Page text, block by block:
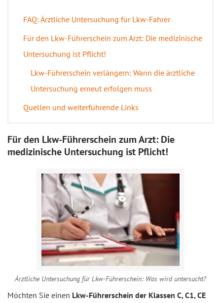
FAQ: Ärztliche Untersuchung für Lkw-Fahrer
Für den Lkw-Führerschein zum Arzt: Die medizinische
Untersuchung ist Pflicht!
Lkw-Führerschein verlängern: Wann die ärztliche
Untersuchung erneut erfolgen muss
Quellen und weiterführende Links
Für den Lkw-Führerschein zum Arzt: Die
medizinische Untersuchung ist Pflicht!
Ärztliche Untersuchung für Lkw-Führerschein: Was wird untersucht?
Möchten Sie einen Lkw-Führerschein der Klassen C, C1, CE